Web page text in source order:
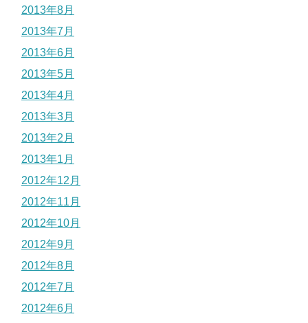
2013年8月
2013年7月
2013年6月
2013年5月
2013年4月
2013年3月
2013年2月
2013年1月
2012年12月
2012年11月
2012年10月
2012年9月
2012年8月
2012年7月
2012年6月